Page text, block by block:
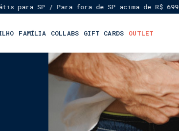
SP / Para fora de SP acima de R$ 699,00★
FAMÍLIA COLLABS GIFT CARDS OUTLET